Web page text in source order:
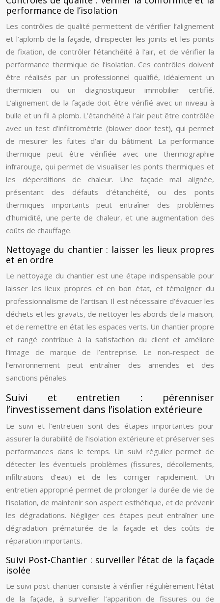
performance de l’isolation
Les contrôles de qualité permettent de vérifier l’alignement
et l’aplomb de la façade, d’inspecter les joints et les points
de fixation, de contrôler l’étanchéité à l’air, et de vérifier la
performance thermique de l’isolation. Ces contrôles doivent
être réalisés par un professionnel qualifié, idéalement un
thermicien ou un diagnostiqueur immobilier certifié.
L’alignement de la façade doit être vérifié avec un niveau à
bulle et un fil à plomb. L’étanchéité à l’air peut être contrôlée
avec un test d’infiltrométrie (blower door test), qui permet
de mesurer les fuites d’air du bâtiment. La performance
thermique peut être vérifiée avec une thermographie
infrarouge, qui permet de visualiser les ponts thermiques et
les déperditions de chaleur. Une façade mal alignée,
présentant des défauts d’étanchéité, ou des ponts
thermiques importants peut entraîner des problèmes
d’humidité, une perte de chaleur, et une augmentation des
coûts de chauffage.
Nettoyage du chantier : laisser les lieux propres
et en ordre
Le nettoyage du chantier est une étape indispensable pour
laisser les lieux propres et en bon état, et témoigner du
professionnalisme de l’artisan. Il est nécessaire d’évacuer les
déchets et les gravats, de nettoyer les abords de la maison,
et de remettre en état les espaces verts. Un chantier propre
et rangé contribue à la satisfaction du client et améliore
l’image de marque de l’entreprise. Le non-respect de
l’environnement peut entraîner des amendes et des
sanctions pénales.
Suivi et entretien : pérenniser
l’investissement dans l’isolation extérieure
Le suivi et l’entretien sont des étapes importantes pour
assurer la durabilité de l’isolation extérieure et préserver ses
performances dans le temps. Un suivi régulier permet de
détecter les éventuels problèmes (fissures, décollements,
infiltrations d’eau) et de les corriger rapidement. Un
entretien approprié permet de prolonger la durée de vie de
l’isolation, de maintenir son aspect esthétique, et de prévenir
les dégradations. Négliger ces étapes peut entraîner une
dégradation prématurée de la façade et des coûts de
réparation importants.
Suivi Post-Chantier : surveiller l’état de la façade
isolée
Le suivi post-chantier consiste à vérifier régulièrement l’état
de la façade, à surveiller l’apparition de fissures ou de